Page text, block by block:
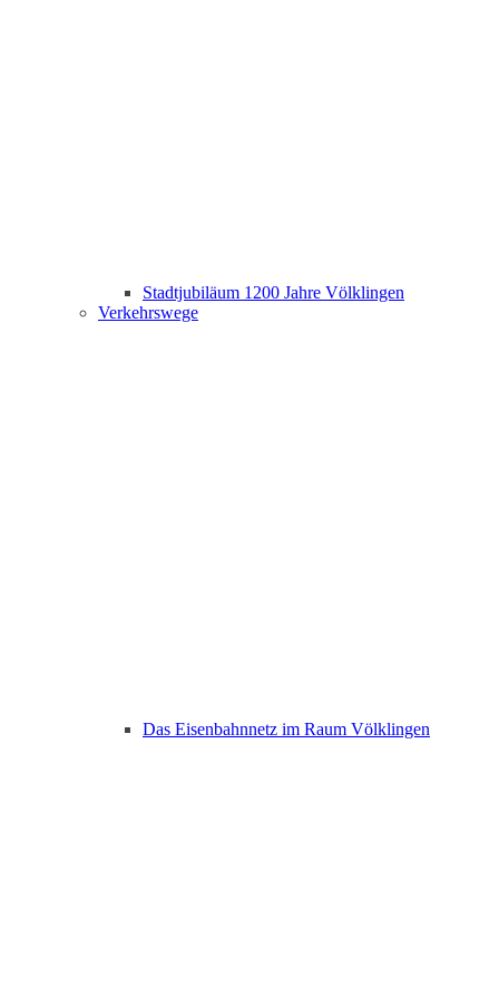
Stadtjubiläum 1200 Jahre Völklingen
Verkehrswege
Das Eisenbahnnetz im Raum Völklingen